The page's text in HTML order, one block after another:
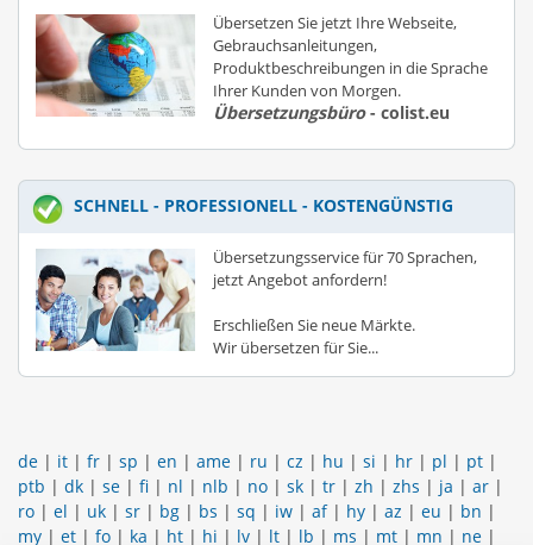
Übersetzen Sie jetzt Ihre Webseite,
Gebrauchsanleitungen,
Produktbeschreibungen in die Sprache
Ihrer Kunden von Morgen.
Übersetzungsbüro- colist.eu
SCHNELL - PROFESSIONELL - KOSTENGÜNSTIG
Übersetzungsservice für 70 Sprachen,
jetzt Angebot anfordern!
Erschließen Sie neue Märkte.
Wir übersetzen für Sie...
de | it | fr | sp | en | ame | ru | cz | hu | si | hr | pl | pt |
ptb | dk | se | fi | nl | nlb | no | sk | tr | zh | zhs | ja | ar |
ro | el | uk | sr | bg | bs | sq | iw | af| hy | az | eu | bn |
my | et | fo | ka | ht | hi | lv | lt | lb | ms | mt | mn | ne |